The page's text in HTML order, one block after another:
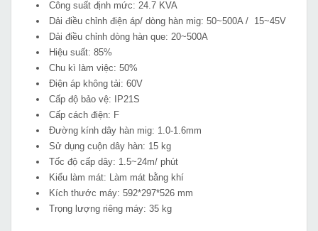
Công suất định mức: 24.7 KVA
Dải điều chỉnh điện áp/ dòng hàn mig: 50~500A / 15~45V
Dải điều chỉnh dòng hàn que: 20~500A
Hiệu suất: 85%
Chu kì làm việc: 50%
Điện áp không tải: 60V
Cấp độ bảo vệ: IP21S
Cấp cách điện: F
Đường kính dây hàn mig: 1.0-1.6mm
Sử dụng cuộn dây hàn: 15 kg
Tốc độ cấp dây: 1.5~24m/ phút
Kiểu làm mát: Làm mát bằng khí
Kích thước máy: 592*297*526 mm
Trọng lượng riêng máy: 35 kg